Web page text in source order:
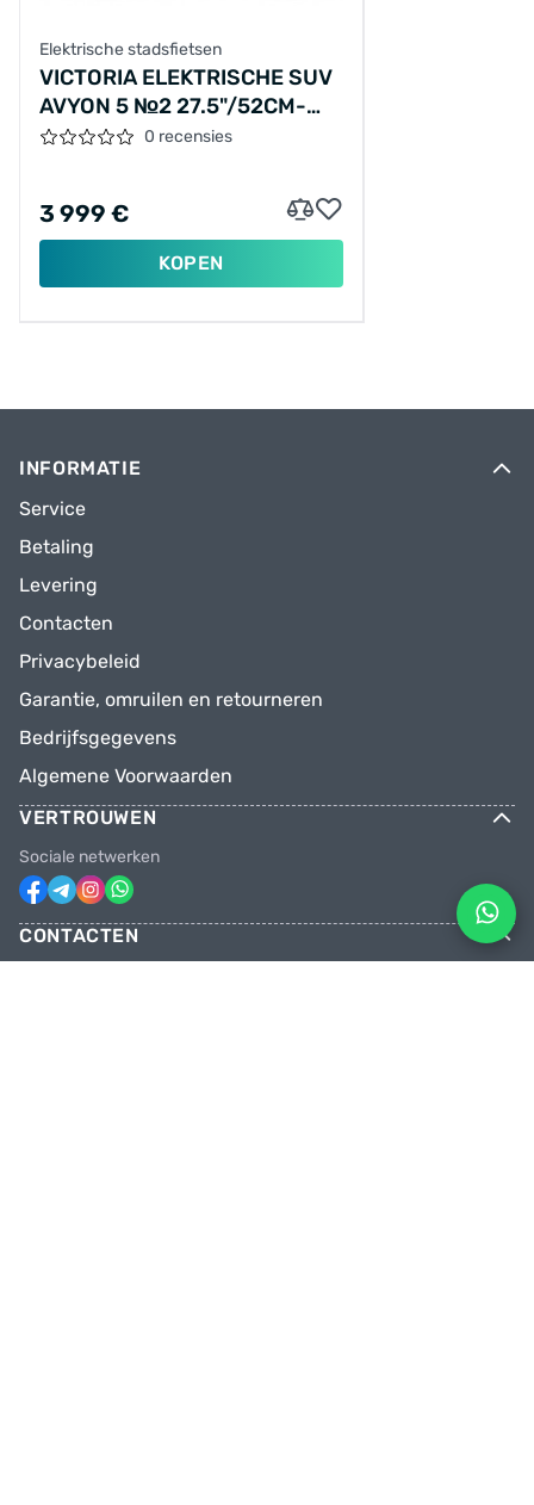
Elektrische stadsfietsen
VICTORIA ELEKTRISCHE SUV
AVYON 5 №2 27.5"/52CM-
M/5/LEIGRIJS0 recensies
3 999 €
KOPEN
INFORMATIE
Service
Betaling
Levering
Contacten
Privacybeleid
Garantie, omruilen en retourneren
Bedrijfsgegevens
Algemene Voorwaarden
VERTROUWEN
Sociale netwerken
CONTACTEN